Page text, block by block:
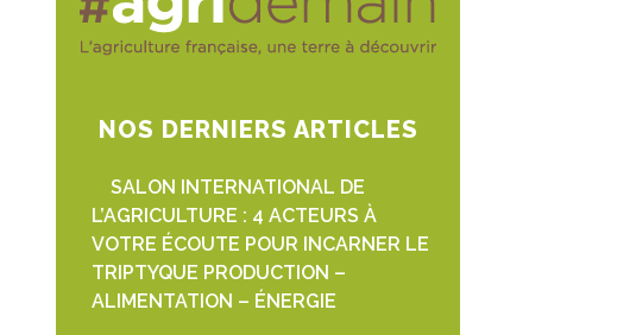
NOS DERNIERS ARTICLES
SALON INTERNATIONAL DE
L’AGRICULTURE : 4 ACTEURS À
VOTRE ÉCOUTE POUR INCARNER LE
TRIPTYQUE PRODUCTION –
ALIMENTATION – ÉNERGIE